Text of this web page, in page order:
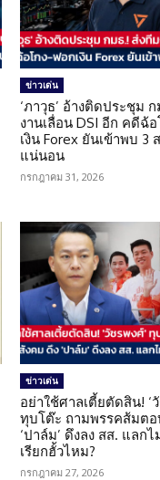
ข่าวเด่น
‘ภาวุธ’ อ้างติดประชุม
งานเลื่อน DSI อีก คดีฉ้
เงิน Forex ยันเข้าพบ 3
แน่นอน
กรกฎาคม 31, 2026
ข่าวเด่น
อย่าใช้ศาลเตี้ยตัดสิน! ‘
ทุบโต๊ะ ถามพรรคส้มต
‘ปาล์ม’ ดึงลง สส. แลก
เรียกฮั้วไหม?
กรกฎาคม 27, 2026